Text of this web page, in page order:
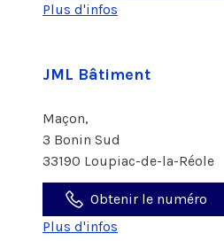
Plus d'infos
JML Bâtiment
Maçon,
3 Bonin Sud
33190 Loupiac-de-la-Réole
Obtenir le numéro
Plus d'infos